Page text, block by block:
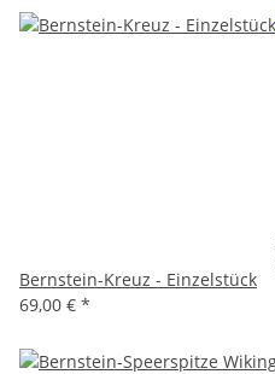
Bernstein-Kreuz - Einzelstück
69,00 € *